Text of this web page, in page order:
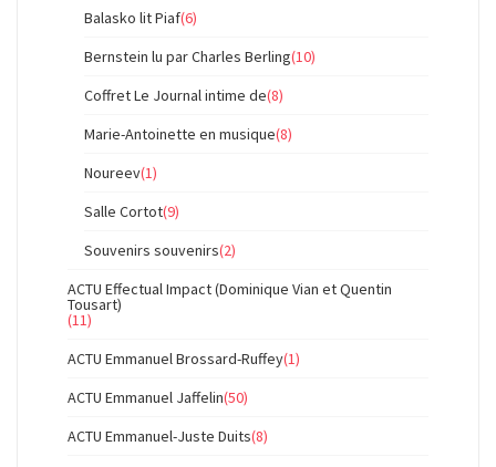
Balasko lit Piaf(6)
Bernstein lu par Charles Berling(10)
Coffret Le Journal intime de(8)
Marie-Antoinette en musique(8)
Noureev(1)
Salle Cortot(9)
Souvenirs souvenirs(2)
ACTU Effectual Impact (Dominique Vian et Quentin
Tousart)
(11)
ACTU Emmanuel Brossard-Ruffey(1)
ACTU Emmanuel Jaffelin(50)
ACTU Emmanuel-Juste Duits(8)